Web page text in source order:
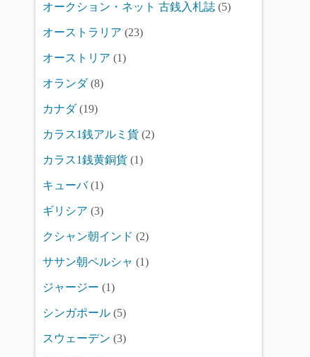
オークション・ネット 古銭入札誌 (5)
オーストラリア (23)
オーストリア (1)
オランダ(8)
カナダ(19)
カラス1銭アルミ貨 (2)
カラス1銭黄銅貨 (1)
キューバ(1)
ギリシア (3)
クシャン朝インド (2)
ササン朝ペルシャ (1)
ジャージー (1)
シンガポール (5)
スウェーデン (3)